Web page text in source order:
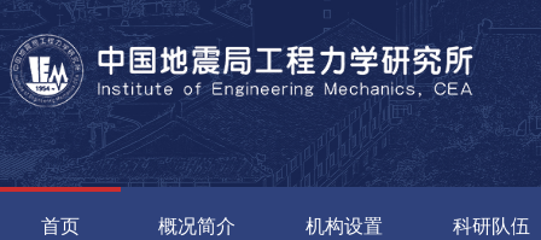
首页 概况简介 机构设置 科研队伍